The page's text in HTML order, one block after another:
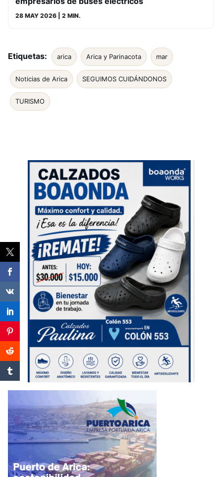
28 MAY 2026 | 2 MIN.
Etiquetas: arica Arica y Parinacota mar
Noticias de Arica SEGUIMOS CUIDÁNDONOS
TURISMO